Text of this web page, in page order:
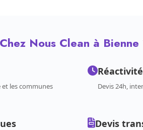
Nous Clean à Bienne
et les communes
Réactivité
Devis 24h,
Devis